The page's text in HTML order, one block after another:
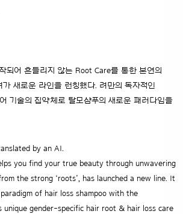
되어 흔들리지 않는 Root Care를 통한 본연의
새로운 라인을 런칭했다. 려만의 독자적인
기술의 집약체로 탈모샴푸의 새로운 패러다임을
by an AI.
you find your true beauty through unwavering
the strong ‘roots’, has launched a new line. It
of hair loss shampoo with the
unique gender-specific hair root & hair loss care